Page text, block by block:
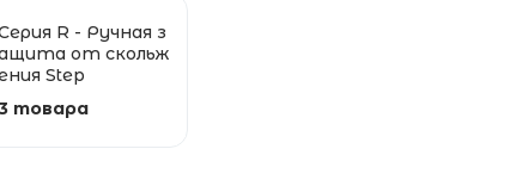
R - Ручная з
от скольж
Step
товара